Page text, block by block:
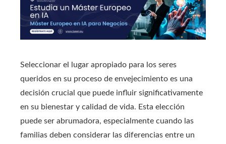
Seleccionar el lugar apropiado para los seres
queridos en su proceso de envejecimiento es una
decisión crucial que puede influir significativamente
en su bienestar y calidad de vida. Esta elección
puede ser abrumadora, especialmente cuando las
familias deben considerar las diferencias entre un